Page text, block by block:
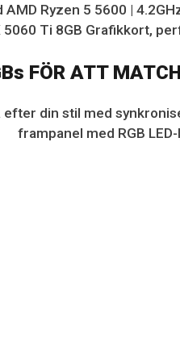
Ryzen 5 5600 |
5060 Ti 8GB Grafikkort,
FÖR ATT
efter din stil med
frampanel med RGB